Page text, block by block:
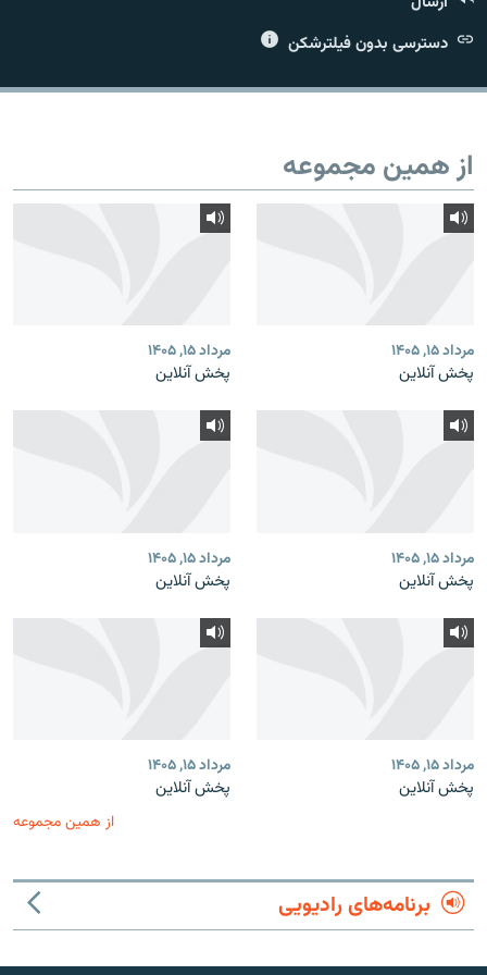
دسترسی بدون فیلترشکن
از همین مجموعه
مرداد ۱۵, ۱۴۰۵
پخش آنلاین
مرداد ۱۵, ۱۴۰۵
پخش آنلاین
مرداد ۱۵, ۱۴۰۵
پخش آنلاین
مرداد ۱۵, ۱۴۰۵
پخش آنلاین
مرداد ۱۵, ۱۴۰۵
پخش آنلاین
مرداد ۱۵, ۱۴۰۵
پخش آنلاین
از همین مجموعه
برنامه‌های رادیویی